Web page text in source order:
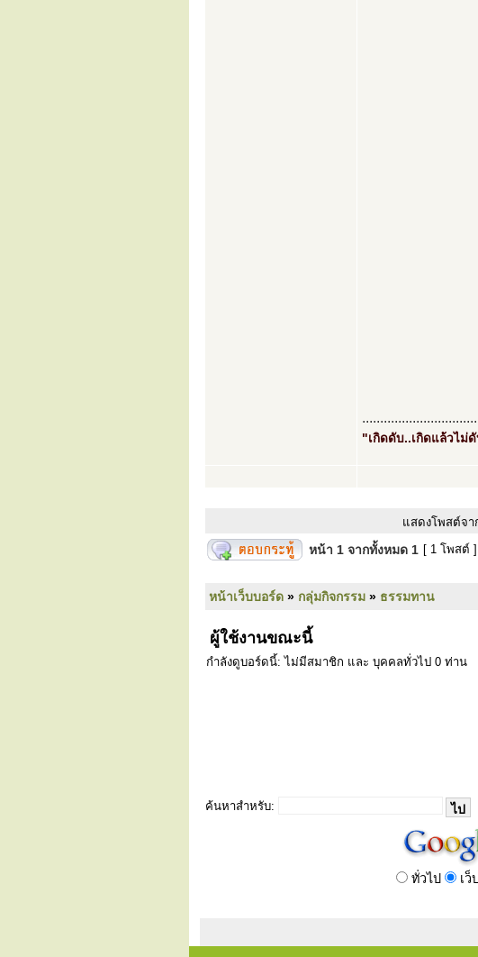
"เกิดดับ..เกิดแล้วไม่
แสดงโพสต์จา
หน้า 1 จากทั้งหมด 1 [ 1 โพสต์ ]
หน้าเว็บบอร์ด » กลุ่มกิจกรรม » ธรรมทาน
ผู้ใช้งานขณะนี้
กำลังดูบอร์ดนี้: ไม่มีสมาชิก และ บุคคลทั่วไป 0 ท่าน
ค้นหาสำหรับ:
ทั่วไป เว็